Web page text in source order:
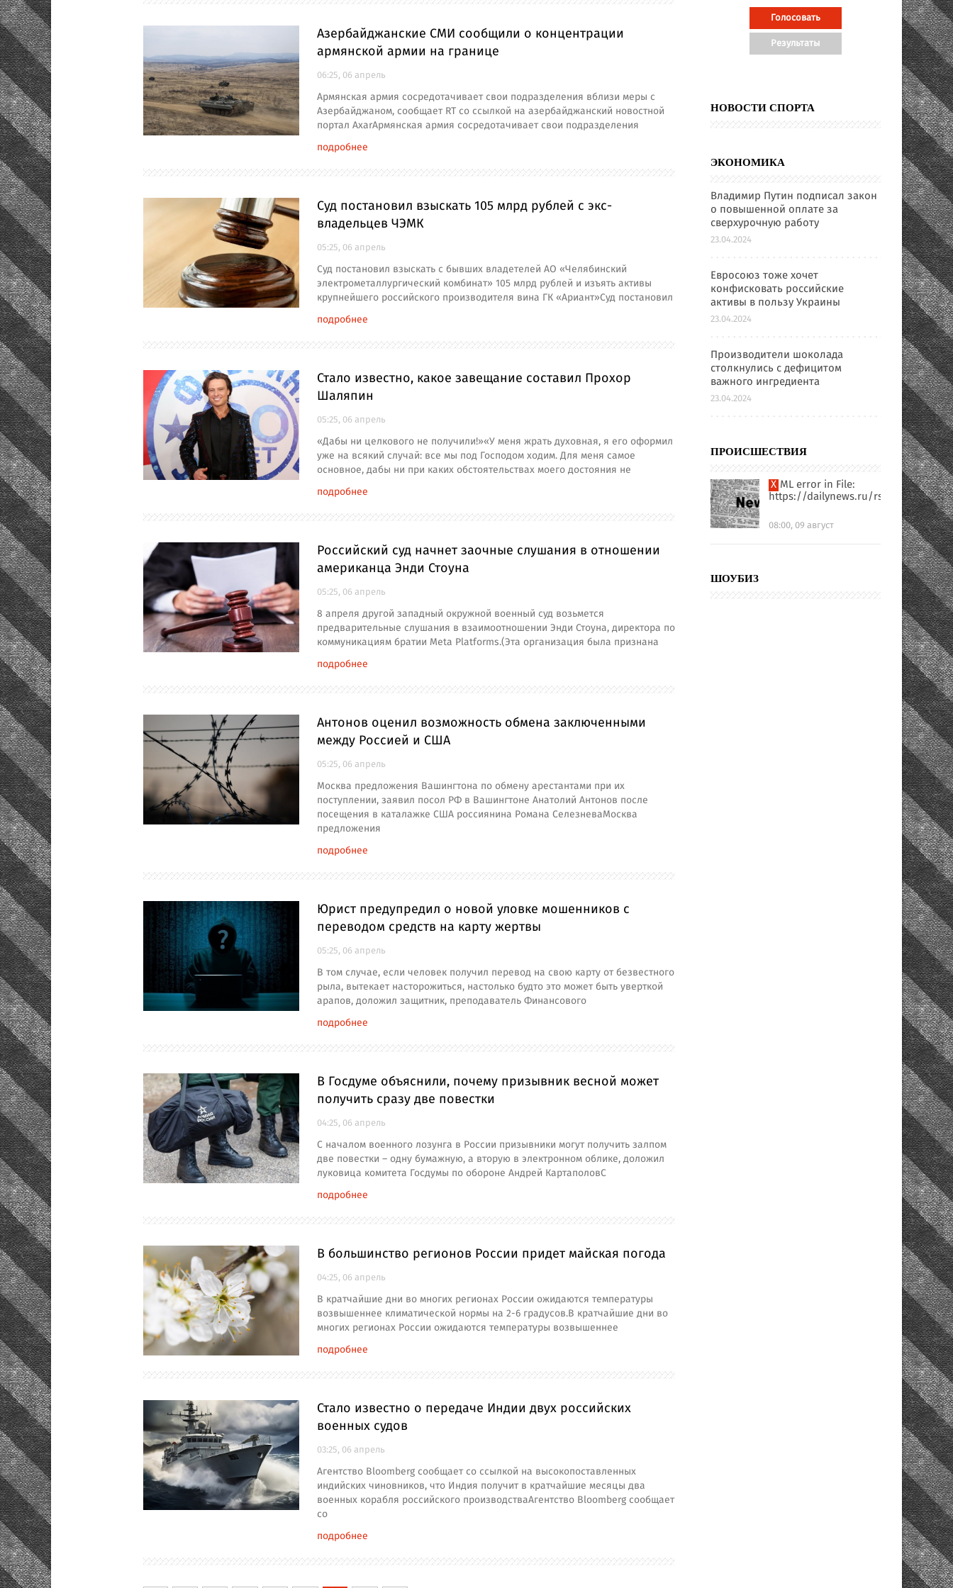
Азербайджанские СМИ сообщили о концентрации
армянской армии на границе
06:25, 06 апрель
Армянская армия сосредотачивает свои подразделения вблизи меры с
Азербайджаном, сообщает RT со ссылкой на азербайджанский новостной
портал AxarАрмянская армия сосредотачивает свои подразделения
подробнее
Суд постановил взыскать 105 млрд рублей с экс-
владельцев ЧЭМК
05:25, 06 апрель
Суд постановил взыскать с бывших владетелей АО «Челябинский
электрометаллургический комбинат» 105 млрд рублей и изъять активы
крупнейшего российского производителя вина ГК «Ариант»Суд постановил
подробнее
Стало известно, какое завещание составил Прохор
Шаляпин
05:25, 06 апрель
«Дабы ни целкового не получили!»«У меня жрать духовная, я его оформил
уже на всякий случай: все мы под Господом ходим. Для меня самое
основное, дабы ни при каких обстоятельствах моего достояния не
подробнее
Российский суд начнет заочные слушания в отношении
американца Энди Стоуна
05:25, 06 апрель
8 апреля другой западный окружной военный суд возьмется
предварительные слушания в взаимоотношении Энди Стоуна, директора по
коммуникациям братии Meta Platforms.(Эта организация была признана
подробнее
Антонов оценил возможность обмена заключенными
между Россией и США
05:25, 06 апрель
Москва предложения Вашингтона по обмену арестантами при их
поступлении, заявил посол РФ в Вашингтоне Анатолий Антонов после
посещения в каталажке США россиянина Романа СелезневаМосква
предложения
подробнее
Юрист предупредил о новой уловке мошенников с
переводом средств на карту жертвы
05:25, 06 апрель
В том случае, если человек получил перевод на свою карту от безвестного
рыла, вытекает насторожиться, настолько будто это может быть уверткой
арапов, доложил защитник, преподаватель Финансового
подробнее
В Госдуме объяснили, почему призывник весной может
получить сразу две повестки
04:25, 06 апрель
С началом военного лозунга в России призывники могут получить залпом
две повестки – одну бумажную, а вторую в электронном облике, доложил
луковица комитета Госдумы по обороне Андрей КартаполовС
подробнее
В большинство регионов России придет майская погода
04:25, 06 апрель
В кратчайшие дни во многих регионах России ожидаются температуры
возвышеннее климатической нормы на 2-6 градусов.В кратчайшие дни во
многих регионах России ожидаются температуры возвышеннее
подробнее
Стало известно о передаче Индии двух российских
военных судов
03:25, 06 апрель
Агентство Bloomberg сообщает со ссылкой на высокопоставленных
индийских чиновников, что Индия получит в кратчайшие месяцы два
военных корабля российского производстваАгентство Bloomberg сообщает
со
подробнее
НОВОСТИ СПОРТА
ЭКОНОМИКА
Владимир Путин подписал закон
о повышенной оплате за
сверхурочную работу
23.04.2024
Евросоюз тоже хочет
конфисковать российские
активы в пользу Украины
23.04.2024
Производители шоколада
столкнулись с дефицитом
важного ингредиента
23.04.2024
ПРОИСШЕСТВИЯ
XML error in File:
https://dailynews.ru/rssfull.xml
08:00, 09 август
ШОУБИЗ